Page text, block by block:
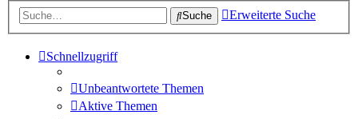
Suche Erweiterte Suche
Schnellzugriff
Unbeantwortete Themen
Aktive Themen